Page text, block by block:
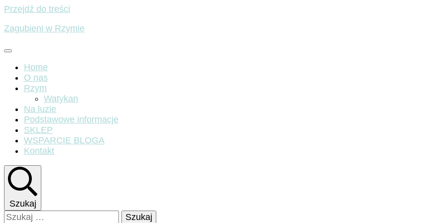
Przejdź do treści
Zagubieni w Rzymie
Home
O nas
Rzym
Watykan
Na luzie
Podstawowe informacje
SKLEP
WSPARCIE BLOGA
Kontakt
Szukaj
Szukaj: